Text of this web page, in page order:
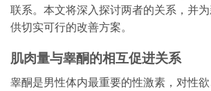
联系。本文将深入探讨两者的关系，并
供切实可行的改善方案。
肌肉量与睾酮的相互促进关系
睾酮是男性体内最重要的性激素，对性